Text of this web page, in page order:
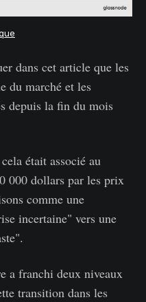
dans cet article que les
du marché et les
depuis la fin du mois
était associé au
000 dollars par les prix
comme une
incertaine" vers une
a franchi deux niveaux
transition dans les